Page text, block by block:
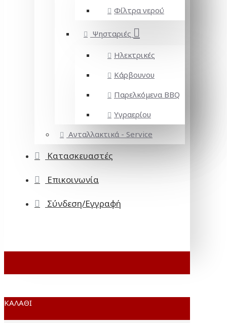
Φίλτρα νερού
Ψησταριές
Ηλεκτρικές
Κάρβουνου
Παρελκόμενα BBQ
Υγραερίου
Ανταλλακτικά - Service
Κατασκευαστές
Επικοινωνία
Σύνδεση/Εγγραφή
ΚΑΛΆΘΙ